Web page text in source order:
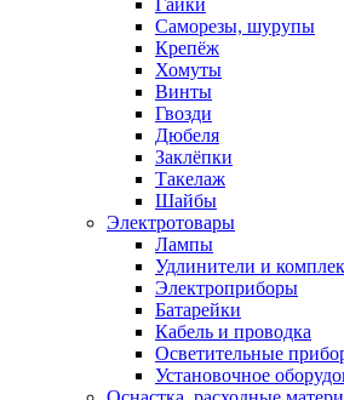
Гайки
Саморезы, шурупы
Крепёж
Хомуты
Винты
Гвозди
Дюбеля
Заклёпки
Такелаж
Шайбы
Электротовары
Лампы
Удлинители и
Электроприборы
Батарейки
Кабель и проводка
Осветительные
Установочное